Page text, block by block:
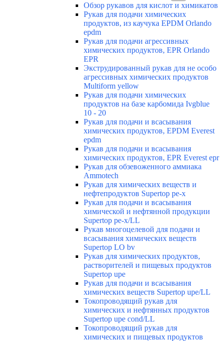
Обзор рукавов для кислот и химикатов
Рукав для подачи химических
продуктов, из каучука EPDM Orlando
epdm
Рукав для подачи агрессивных
химических продуктов, EPR Orlando
EPR
Экструдированный рукав для не особо
агрессивных химических продуктов
Multiform yellow
Рукав для подачи химических
продуктов на базе карбомида Ivgblue
10 - 20
Рукав для подачи и всасывания
химических продуктов, EPDM Everest
epdm
Рукав для подачи и всасывания
химических продуктов, EPR Everest epr
Рукав для обзевоженного аммиака
Ammotech
Рукав для химических веществ и
нефтепродуктов Supertop pe-x
Рукав для подачи и всасывания
химической и нефтянной продукции
Supertop pe-x/LL
Рукав многоцелевой для подачи и
всасывания химических веществ
Supertop LO bv
Рукав для химических продуктов,
растворителей и пищевых продуктов
Supertop upe
Рукав для подачи и всасывания
химических веществ Supertop upe/LL
Токопроводящий рукав для
химических и нефтянных продуктов
Supertop upe cond/LL
Токопроводящий рукав для
химических и пищевых продуктов